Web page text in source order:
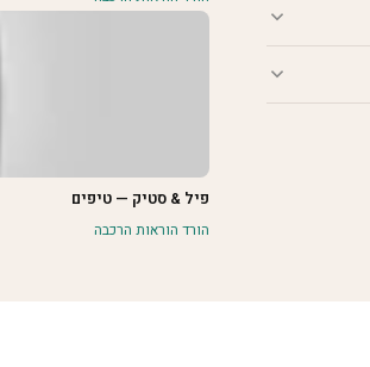
פיל & סטיק — טיפים
הורד הוראות הרכבה